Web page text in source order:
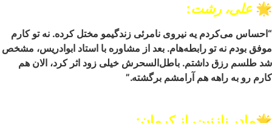
🌟علی، رشت:
“احساس می‌کردم یه نیروی نامرئی زندگیمو مختل کرده. نه تو کارم
موفق بودم نه تو رابطه‌هام. بعد از مشاوره با استاد ابوادریس، مشخص
شد طلسم رزق داشتم. باطل‌السحرش خیلی زود اثر کرد، الان هم
کارم رو به راهه هم آرامشم برگشته.”